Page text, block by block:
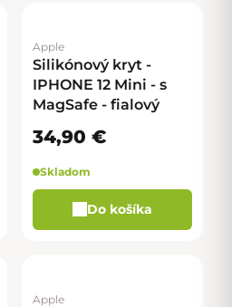
Apple
Silikónový kryt -
IPHONE 12 Mini - s
MagSafe - fialový
34,90 €
Skladom
Do košíka
Apple